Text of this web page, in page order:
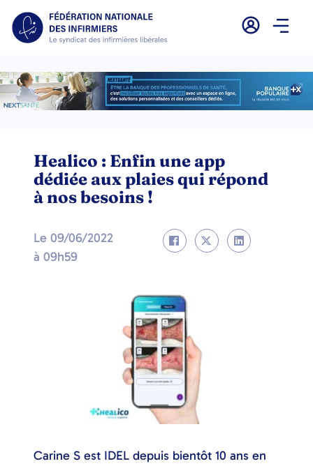
Healico : Enfin une app
dédiée aux plaies qui répond
à nos besoins !
Le 09/06/2022
à 09h59
Carine S est IDEL depuis bientôt 10 ans en